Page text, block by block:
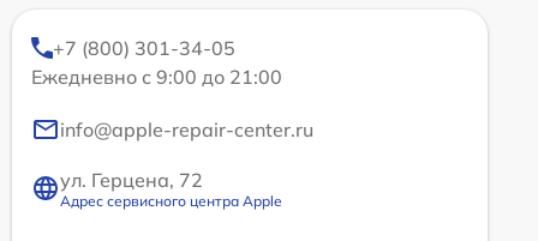
+7 (800) 301-34-05
Ежедневно с 9:00 до 21:00
info@apple-repair-center.ru
ул. Герцена, 72
Адрес сервисного центра Apple